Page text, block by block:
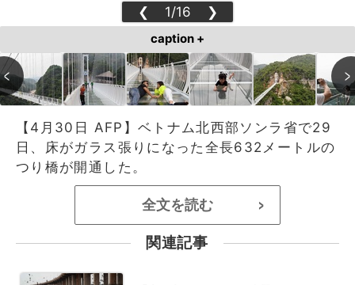
❮ 1/16 ❯
caption +
【4月30日 AFP】ベトナム北西部ソンラ省で29
日、床がガラス張りになった全長632メートルの
つり橋が開通した。
全文を読む >
関連記事